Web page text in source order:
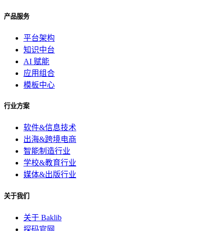
产品服务
平台架构
知识中台
AI 赋能
应用组合
模板中心
行业方案
软件&信息技术
出海&跨境电商
智能制造行业
学校&教育行业
媒体&出版行业
关于我们
关于 Baklib
探码官网